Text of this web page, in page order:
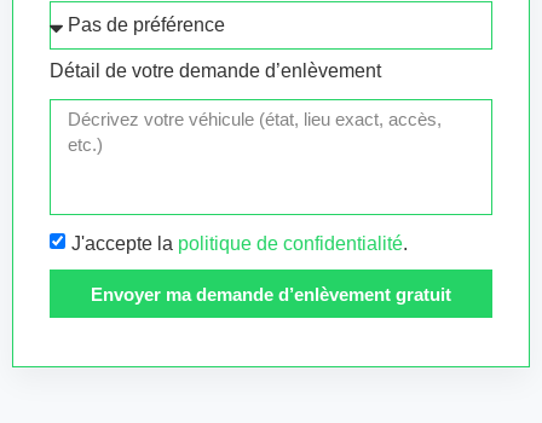
Détail de votre demande d’enlèvement
J'accepte la politique de confidentialité.
Envoyer ma demande d’enlèvement gratuit